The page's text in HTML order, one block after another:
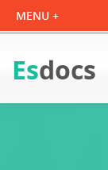
Esdocs